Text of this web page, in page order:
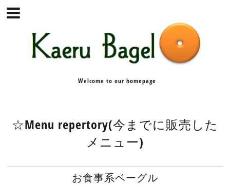
Welcome to our homepage
☆Menu repertory(今までに販売した
メニュー)
お食事系ベーグル